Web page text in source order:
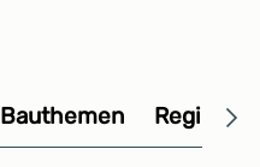
Bauthemen